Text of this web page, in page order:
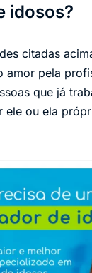
idosos?
citadas
amor pela
que já
ele ou ela